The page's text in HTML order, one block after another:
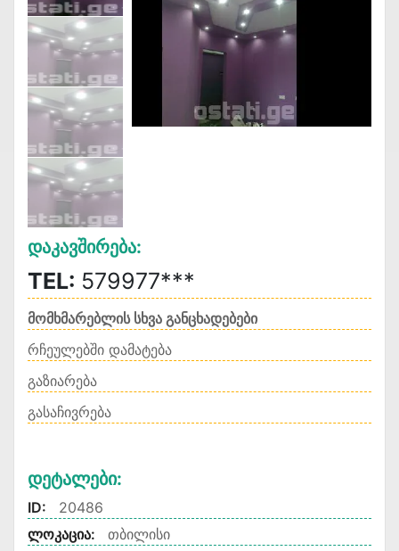
Დაკავშირება:
TEL: 579977***
მომხმარებლის სხვა განცხადებები
რჩეულებში დამატება
გაზიარება
გასაჩივრება
Დეტალები:
ID:
20486
ლოკაცია:
თბილისი